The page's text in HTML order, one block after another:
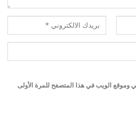
وموقع الويب في هذا المتصفح للمرة الأولى